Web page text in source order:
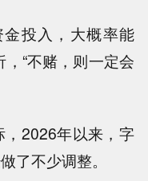
投入，大概率能
“不赌，则一定会
2026年以来，字
了不少调整。